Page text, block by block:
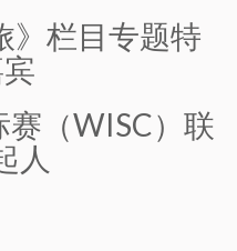
》栏目专题特
（WISC）联
人